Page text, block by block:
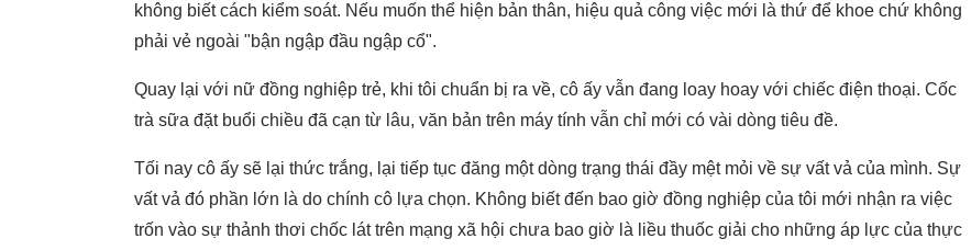
không biết cách kiểm soát. Nếu muốn thể hiện bản thân, hiệu quả công việc mới là thứ để khoe chứ không
phải vẻ ngoài "bận ngập đầu ngập cổ".
Quay lại với nữ đồng nghiệp trẻ, khi tôi chuẩn bị ra về, cô ấy vẫn đang loay hoay với chiếc điện thoại. Cốc
trà sữa đặt buổi chiều đã cạn từ lâu, văn bản trên máy tính vẫn chỉ mới có vài dòng tiêu đề.
Tối nay cô ấy sẽ lại thức trắng, lại tiếp tục đăng một dòng trạng thái đầy mệt mỏi về sự vất vả của mình. Sự
vất vả đó phần lớn là do chính cô lựa chọn. Không biết đến bao giờ đồng nghiệp của tôi mới nhận ra việc
trốn vào sự thảnh thơi chốc lát trên mạng xã hội chưa bao giờ là liều thuốc giải cho những áp lực của thực